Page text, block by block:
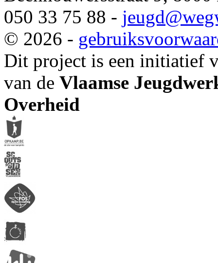
050 33 75 88 - jeugd
© 2026 -
Dit project is een initiatief
van de Vlaamse
Overheid